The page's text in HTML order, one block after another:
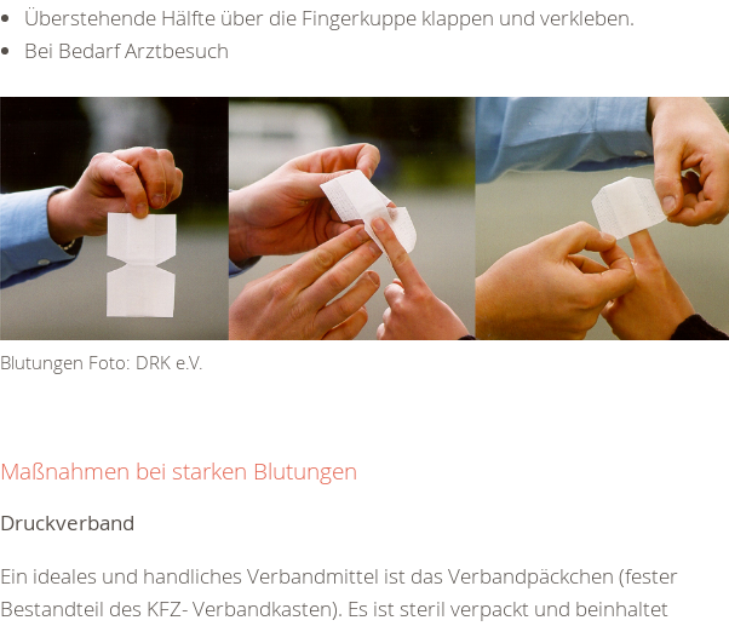
Überstehende Hälfte über die Fingerkuppe klappen und verkleben.
Bei Bedarf Arztbesuch
Blutungen Foto: DRK e.V.
Maßnahmen bei starken Blutungen
Druckverband
Ein ideales und handliches Verbandmittel ist das Verbandpäckchen (fester
Bestandteil des KFZ- Verbandkasten). Es ist steril verpackt und beinhaltet